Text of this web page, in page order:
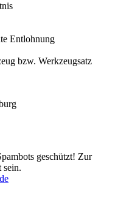
Entlohnung
bzw. Werkzeugsatz
geschützt! Zur
sein.